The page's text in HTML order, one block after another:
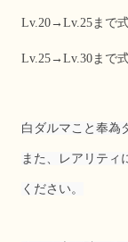
Lv.20→Lv.25まで
Lv.25→Lv.30まで
白ダルマこと奉為
また、レアリティ
ください。